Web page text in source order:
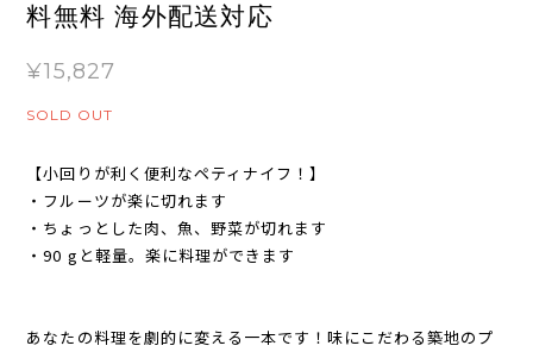
料無料 海外配送対応
¥15,827
SOLD OUT
【小回りが利く便利なペティナイフ！】
・フルーツが楽に切れます
・ちょっとした肉、魚、野菜が切れます
・90 gと軽量。楽に料理ができます
あなたの料理を劇的に変える一本です！味にこだわる築地のプ